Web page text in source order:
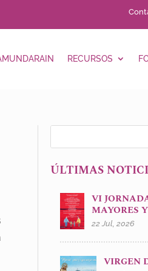
RECURSOS
ÚLTIMAS
VI
MAYORES
22 Jul, 2026
VIRGEN